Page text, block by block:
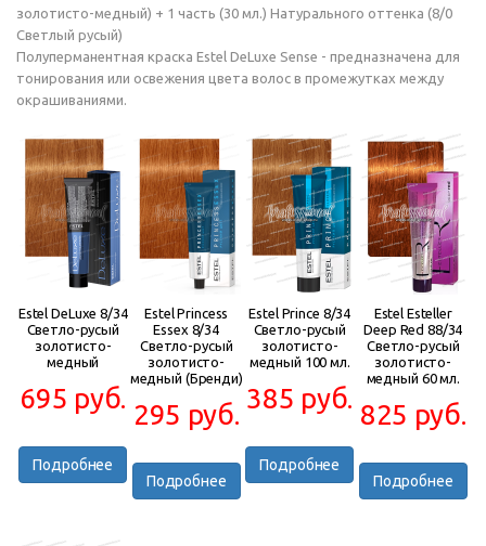
золотисто-медный) + 1 часть (30 мл.) Натурального оттенка (8/0
Светлый русый)
Полуперманентная краска Estel DeLuxe Sense - предназначена для
тонирования или освежения цвета волос в промежутках между
окрашиваниями.
Estel DeLuxe 8/34
Светло-русый
золотисто-
медный
695 руб.
Подробнее
Estel Princess
Essex 8/34
Светло-русый
золотисто-
медный (Бренди)
295 руб.
Подробнее
Estel Prince 8/34
Светло-русый
золотисто-
медный 100 мл.
385 руб.
Подробнее
Estel Esteller
Deep Red 88/34
Светло-русый
золотисто-
медный 60 мл.
825 руб.
Подробнее